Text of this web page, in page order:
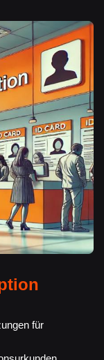
für